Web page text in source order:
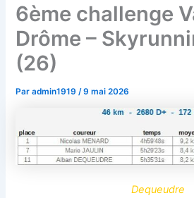
6ème challenge
Drôme –
(26)
Paradmin1919/9 mai 2026
Dequeudre